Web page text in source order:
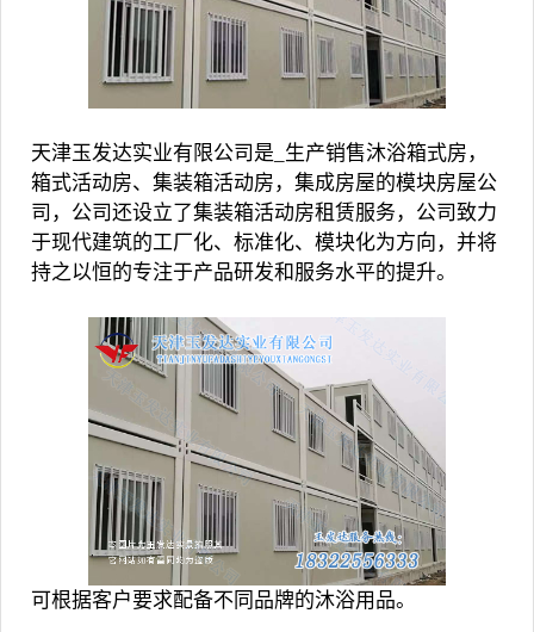
天津玉发达实业有限公司是_生产销售沐浴箱式房，
箱式活动房、集装箱活动房，集成房屋的模块房屋公
司，公司还设立了集装箱活动房租赁服务，公司致力
于现代建筑的工厂化、标准化、模块化为方向，并将
持之以恒的专注于产品研发和服务水平的提升。
可根据客户要求配备不同品牌的沐浴用品。